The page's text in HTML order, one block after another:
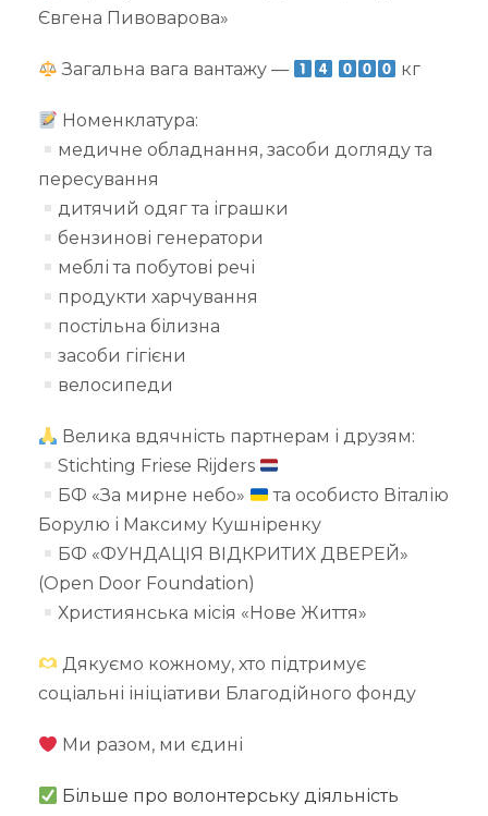
Євгена Пивоварова»
Загальна вага вантажу — кг
Номенклатура:
медичне обладнання, засоби догляду та
пересування
дитячий одяг та іграшки
бензинові генератори
меблі та побутові речі
продукти харчування
постільна білизна
засоби гігієни
велосипеди
Велика вдячність партнерам і друзям:
Stichting Friese Rijders
БФ «За мирне небо»
та особисто Віталію
Борулю і Максиму Кушніренку
БФ «ФУНДАЦІЯ ВІДКРИТИХ ДВЕРЕЙ»
(Open Door Foundation)
Християнська місія «Нове Життя»
Дякуємо кожному, хто підтримує
соціальні ініціативи Благодійного фонду
Ми разом, ми єдині
Більше про волонтерську діяльність